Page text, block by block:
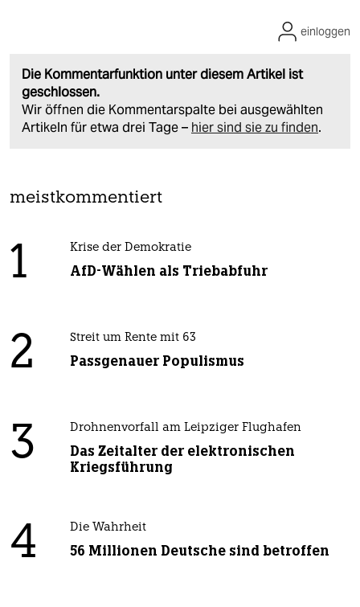
Die Kommentarfunktion unter diesem Artikel ist
geschlossen.
Wir öffnen die Kommentarspalte bei ausgewählten
Artikeln für etwa drei Tage – hier sind sie zu finden.
einloggen
meistkommentiert
1 Krise der Demokratie
AfD-Wählen als Triebabfuhr
2 Streit um Rente mit 63
Passgenauer Populismus
3 Drohnenvorfall am Leipziger Flughafen
Das Zeitalter der elektronischen
Kriegsführung
4 Die Wahrheit
56 Millionen Deutsche sind betroffen